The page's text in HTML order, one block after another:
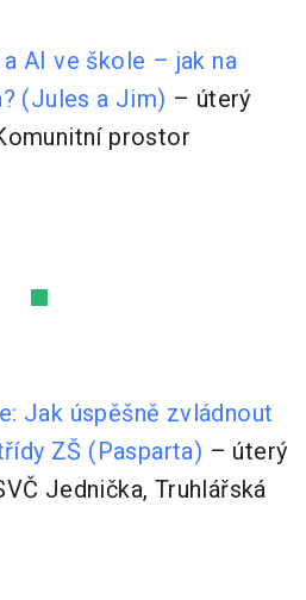
AI ve škole – jak na
(Jules a Jim) – úterý
prostor
Jak úspěšně zvládnout
ZŠ (Pasparta) – úterý
Jednička, Truhlářská